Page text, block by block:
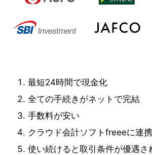
最短24時間で現金化
全ての手続きがネットで完結
手数料が安い
クラウド会計ソフトfreeeに連
使い続けると取引条件が優遇さ